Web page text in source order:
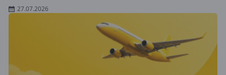
27.07.2026